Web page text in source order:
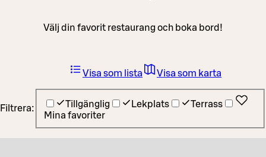
Välj din favorit restaurang och boka bord!
Filtrera: Tillgänglig Lekplats
Terrass
Mina favoriter
Visa som lista Visa som karta